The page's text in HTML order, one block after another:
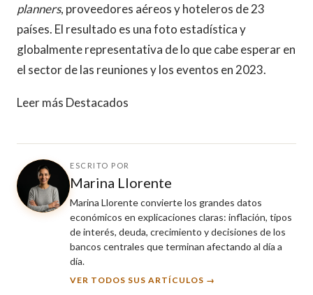
planners, proveedores aéreos y hoteleros de 23
países. El resultado es una foto estadística y
globalmente representativa de lo que cabe esperar en
el sector de las reuniones y los eventos en 2023.
Leer más Destacados
ESCRITO POR
Marina Llorente
Marina Llorente convierte los grandes datos
económicos en explicaciones claras: inflación, tipos
de interés, deuda, crecimiento y decisiones de los
bancos centrales que terminan afectando al día a
día.
VER TODOS SUS ARTÍCULOS →